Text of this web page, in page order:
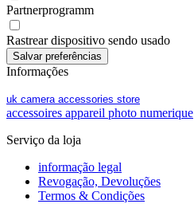
Partnerprogramm
Rastrear dispositivo sendo usado
Informações
uk camera accessories store
accessoires appareil photo numerique
Serviço da loja
informação legal
Revogação, Devoluções
Termos & Condições